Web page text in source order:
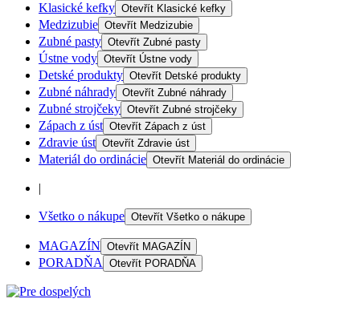
Klasické kefky Otevřít Klasické kefky
Medzizubie Otevřít Medzizubie
Zubné pasty Otevřít Zubné pasty
Ústne vody Otevřít Ústne vody
Detské produkty Otevřít Detské produkty
Zubné náhrady Otevřít Zubné náhrady
Zubné strojčeky Otevřít Zubné strojčeky
Zápach z úst Otevřít Zápach z úst
Zdravie úst Otevřít Zdravie úst
Materiál do ordinácie Otevřít Materiál do ordinácie
|
Všetko o nákupe Otevřít Všetko o nákupe
MAGAZÍN Otevřít MAGAZÍN
PORADŇA Otevřít PORADŇA